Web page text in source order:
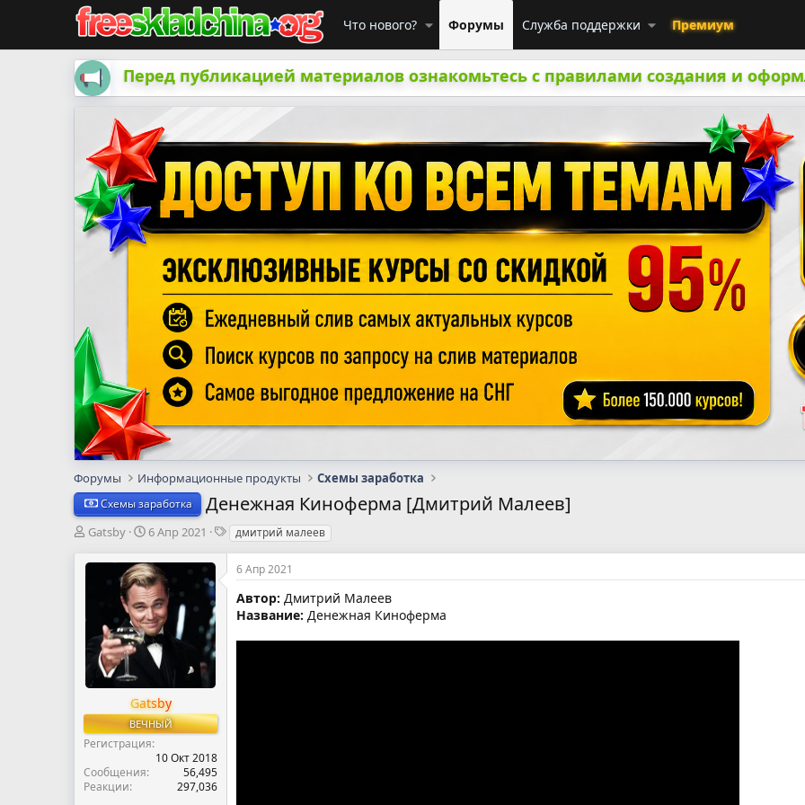
Что нового? Форумы Служба поддержки Премиум
Перед публикацией материалов ознакомьтесь с правилами создания и
Форумы Информационные продукты Схемы заработка
Схемы заработка Денежная Киноферма [Дмитрий Малеев]
А
т
м
Gatsby
Д
т
а
н
а
ч
а
л
6 Апр 2021
Тдмитрий малеев
Gatsby
ВЕЧНЫЙ
Регистрация
10 Окт 2018
Сообщения
56,495
Реакции
297,036
6 Апр 2021
Автор: Дмитрий Малеев
Название: Денежная Киноферма